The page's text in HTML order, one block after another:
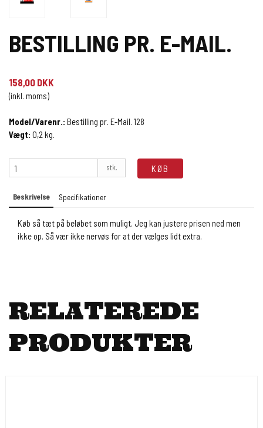
BESTILLING PR. E-MAIL.
158,00 DKK
(inkl. moms)
Model/Varenr.: Bestilling pr. E-Mail. 128
Vægt: 0,2 kg.
stk. KØB
Beskrivelse Specifikationer
Køb så tæt på beløbet som muligt. Jeg kan justere prisen ned men
ikke op. Så vær ikke nervøs for at der vælges lidt extra.
RELATEREDE
PRODUKTER